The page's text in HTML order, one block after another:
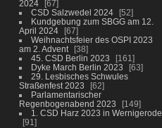
2024
67
CSD Salzwedel 2024
52
Kundgebung zum SBGG am 12.
April 2024
67
Weihnachtsfeier des OSPI 2023
am 2. Advent
38
45. CSD Berlin 2023
161
Dyke March Berlin 2023
63
29. Lesbisches Schwules
Straßenfest 2023
62
Parlamentarischer
Regenbogenabend 2023
149
1. CSD Harz 2023 in Wernigerode
91